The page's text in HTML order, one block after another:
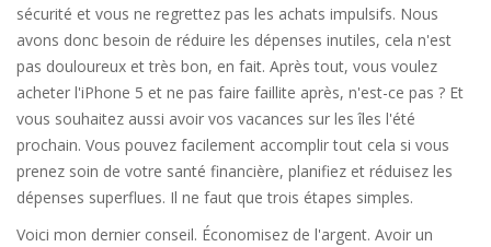
sécurité et vous ne regrettez pas les achats impulsifs. Nous
avons donc besoin de réduire les dépenses inutiles, cela n'est
pas douloureux et très bon, en fait. Après tout, vous voulez
acheter l'iPhone 5 et ne pas faire faillite après, n'est-ce pas ? Et
vous souhaitez aussi avoir vos vacances sur les îles l'été
prochain. Vous pouvez facilement accomplir tout cela si vous
prenez soin de votre santé financière, planifiez et réduisez les
dépenses superflues. Il ne faut que trois étapes simples.
Voici mon dernier conseil. Économisez de l'argent. Avoir un